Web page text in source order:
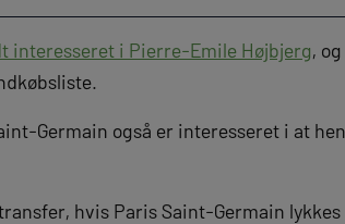
interesseret i Pierre-Emile Højbjerg,
Germain også er interesseret i at
hvis Paris Saint-Germain